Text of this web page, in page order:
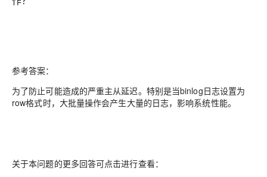
参考答案：
为了防止可能造成的严重主从延迟。特别是当binlog日志设置为
row格式时，大批量操作会产生大量的日志，影响系统性能。
关于本问题的更多回答可点击进行查看：